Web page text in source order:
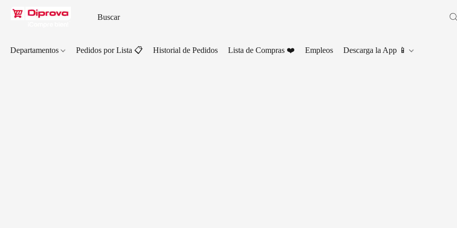
Departamentos Pedidos por Lista 📋 Historial de Pedidos Lista de Compras ❤️ Empleos Descarga la App 📱